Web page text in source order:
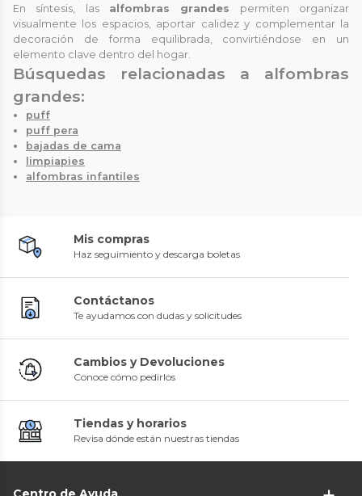
En síntesis, las alfombras grandes permiten organizar
visualmente los espacios, aportar calidez y complementar la
decoración de forma equilibrada, convirtiéndose en un
elemento clave dentro del hogar.
Búsquedas relacionadas a alfombras
grandes:
puff
puff pera
bajadas de cama
limpiapies
alfombras infantiles
Mis compras
Haz seguimiento y descarga boletas
Contáctanos
Te ayudamos con dudas y solicitudes
Cambios y Devoluciones
Conoce cómo pedirlos
Tiendas y horarios
Revisa dónde están nuestras tiendas